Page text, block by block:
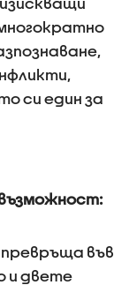
си един за
във
и двете